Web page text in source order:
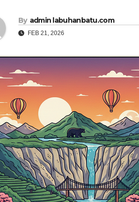
By admin labuhanbatu.com
FEB 21, 2026